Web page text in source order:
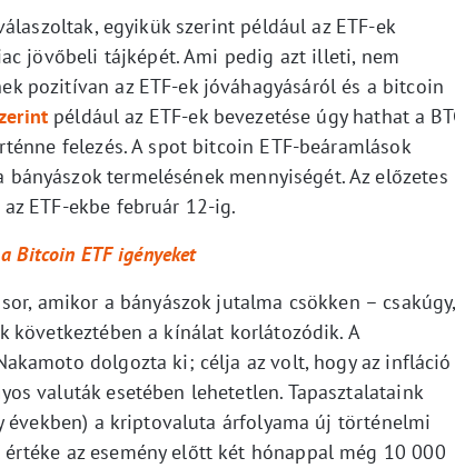
egyikük szerint például az ETF-ek
jövőbeli tájképét. Ami pedig azt illeti, nem
pozitívan az ETF-ek jóváhagyásáról és a bitcoin
például az ETF-ek bevezetése úgy hathat a
felezés. A spot bitcoin ETF-beáramlások
termelésének mennyiségét. Az előzetes
ETF-ekbe február 12-ig.
Bitcoin ETF igényeket
amikor a bányászok jutalma csökken – csakúgy,
következtében a kínálat korlátozódik. A
dolgozta ki; célja az volt, hogy az infláció
valuták esetében lehetetlen. Tapasztalataink
években) a kriptovaluta árfolyama új történelmi
az esemény előtt két hónappal még 10 000